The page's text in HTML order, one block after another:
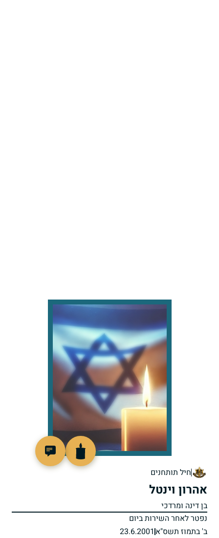
חיל תותחנים
אהרון וינטל
בן דינה ומרדכי
נפטר לאחר השירות ביום
ב' בתמוז תשס"א 23.6.2001